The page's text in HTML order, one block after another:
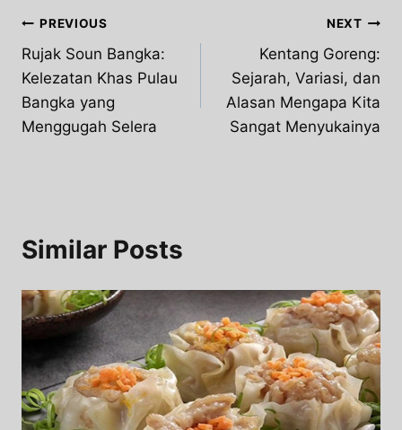
Post
navigation
PREVIOUS
Rujak Soun Bangka:
Kelezatan Khas Pulau
Bangka yang
Menggugah Selera​
NEXT
Kentang Goreng:
Sejarah, Variasi, dan
Alasan Mengapa Kita
Sangat Menyukainya
Similar Posts